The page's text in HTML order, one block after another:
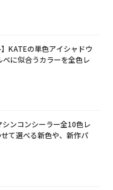
】KATEの単色アイシャドウ
ベに似合うカラーを全色レ
シンコンシーラー全10色レ
て選べる新色や、新作パ